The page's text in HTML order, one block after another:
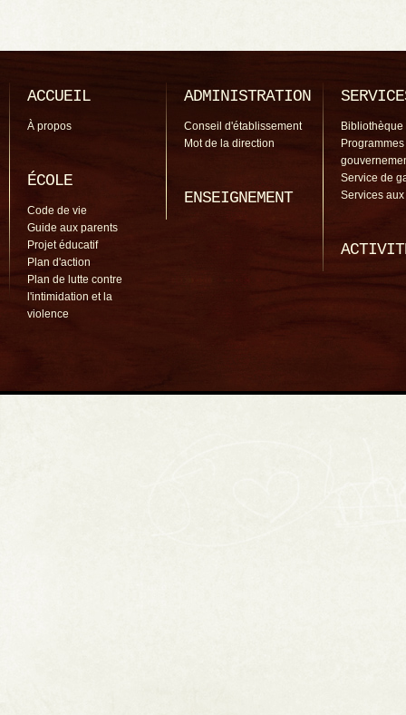
ACCUEIL
À propos
ÉCOLE
Code de vie
Guide aux parents
Projet éducatif
Plan d'action
Plan de lutte contre
l'intimidation et la
violence
ADMINISTRATION
Conseil d'établissement
Mot de la direction
ENSEIGNEMENT
Bibliothèque
Programmes
Service de
Services